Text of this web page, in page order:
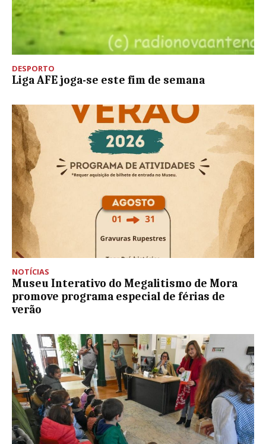
DESPORTO
Liga AFE joga-se este fim de semana
NOTÍCIAS
Museu Interativo do Megalitismo de Mora
promove programa especial de férias de
verão